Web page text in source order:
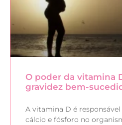
O poder da vitamina
gravidez bem-
A vitamina D é
cálcio e fósforo no